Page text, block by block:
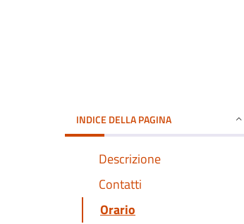
INDICE DELLA PAGINA
Descrizione
Contatti
Orario